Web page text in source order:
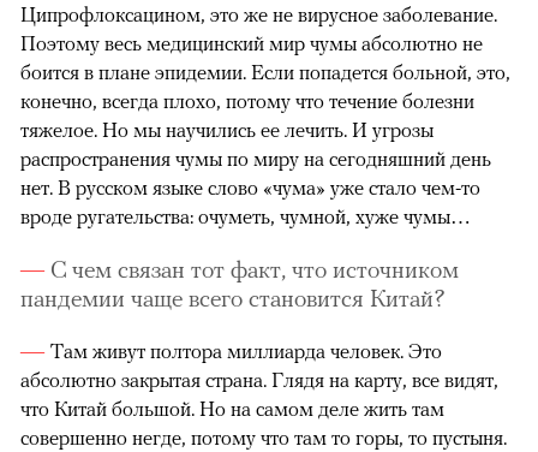
Ципрофлоксацином, это же не вирусное заболевание.
Поэтому весь медицинский мир чумы абсолютно не
боится в плане эпидемии. Если попадется больной, это,
конечно, всегда плохо, потому что течение болезни
тяжелое. Но мы научились ее лечить. И угрозы
распространения чумы по миру на сегодняшний день
нет. В русском языке слово «чума» уже стало чем-то
вроде ругательства: очуметь, чумной, хуже чумы…
С чем связан тот факт, что источником
пандемии чаще всего становится Китай?
Там живут полтора миллиарда человек. Это
абсолютно закрытая страна. Глядя на карту, все видят,
что Китай большой. Но на самом деле жить там
совершенно негде, потому что там то горы, то пустыня.